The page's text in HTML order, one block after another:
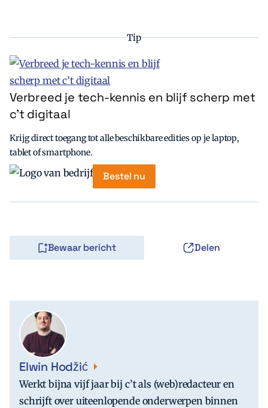
Tip
Verbreed je tech-kennis en blijf scherp met
c’t digitaal
Krijg direct toegang tot alle beschikbare edities op je laptop,
tablet of smartphone.
Bestel nu
Bewaar bericht Delen
Elwin Hodžić
Werkt bijna vijf jaar bij c’t als (web)redacteur en
schrijft over uiteenlopende onderwerpen binnen